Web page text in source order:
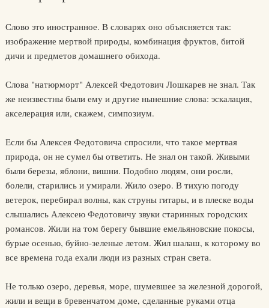
Слово это иностранное. В словарях оно объясняется так:
изображение мертвой природы, комбинация фруктов, битой
дичи и предметов домашнего обихода.
Слова "натюрморт" Алексей Федотович Лошкарев не знал. Так
же неизвестны были ему и другие нынешние слова: эскалация,
акселерация или, скажем, симпозиум.
Если бы Алексея Федотовича спросили, что такое мертвая
природа, он не сумел бы ответить. Не знал он такой. Живыми
были березы, яблони, вишни. Подобно людям, они росли,
болели, старились и умирали. Жило озеро. В тихую погоду
ветерок, перебирал волны, как струны гитары, и в плеске воды
слышались Алексею Федотовичу звуки старинных городских
романсов. Жили на том берегу бывшие емельяновские покосы,
бурые осенью, буйно-зеленые летом. Жил шалаш, к которому во
все времена года ехали люди из разных стран света.
Не только озеро, деревья, море, шумевшее за железной дорогой,
жили и вещи в бревенчатом доме, сделанные руками отца